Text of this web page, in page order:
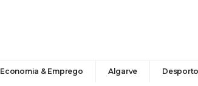
Economia & Emprego Algarve Desporto